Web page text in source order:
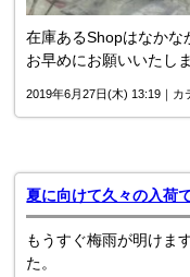
在庫あるShopはなかな
お早めにお願いいたしま
2019年6月27日(木) 13:19｜カ
夏に向けて久々の入荷
もうすぐ梅雨が明けま
た。